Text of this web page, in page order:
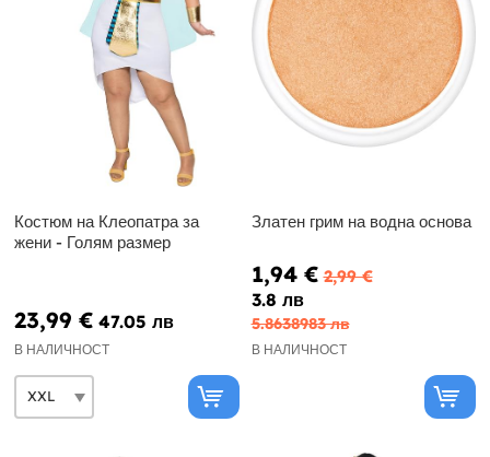
Костюм на Клеопатра за
жени - Голям размер
23,99 € 47.05 лв
В НАЛИЧНОСТ
Златен грим на водна основа
1,94 € 2,99 €
3.8 лв
5.8638983 лв
В НАЛИЧНОСТ